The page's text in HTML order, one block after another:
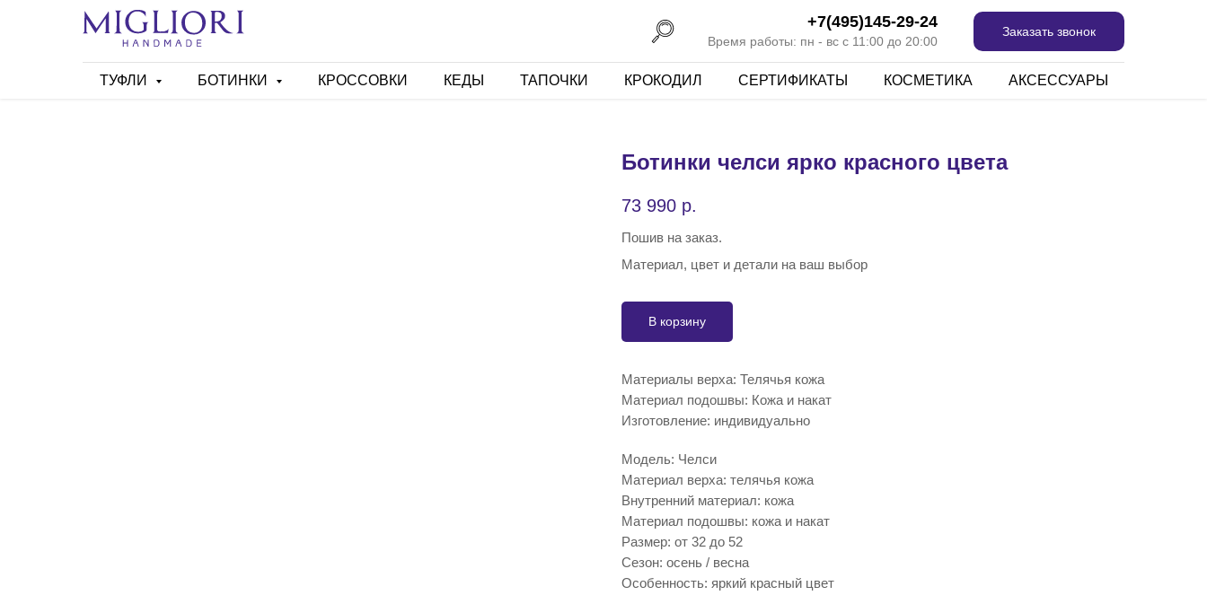
+7(495)145-29-24
Время работы: пн - вс с 11:00 до 20:00
Заказать звонок
ТУФЛИ БОТИНКИ КРОССОВКИ КЕДЫ ТАПОЧКИ КРОКОДИЛ СЕРТИФИКАТЫ КОСМЕТИКА АКСЕССУАРЫ
Ботинки челси ярко красного цвета
73 990 р.
Пошив на заказ.
Материал, цвет и детали на ваш выбор
В корзину
Материалы верха: Телячья кожа
Материал подошвы: Кожа и накат
Изготовление: индивидуально
Модель: Челси
Материал верха: телячья кожа
Внутренний материал: кожа
Материал подошвы: кожа и накат
Размер: от 32 до 52
Сезон: осень / весна
Особенность: яркий красный цвет